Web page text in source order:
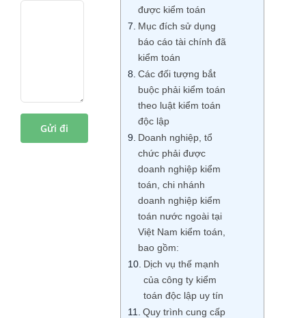
được kiểm toán
Mục đích sử dụng
báo cáo tài chính đã
kiểm toán
Các đối tượng bắt
buộc phải kiểm toán
theo luật kiểm toán
độc lập
Doanh nghiệp, tổ
chức phải được
doanh nghiệp kiểm
toán, chi nhánh
doanh nghiệp kiểm
toán nước ngoài tại
Việt Nam kiểm toán,
bao gồm:
Dịch vụ thế mạnh
của công ty kiểm
toán độc lập uy tín
Quy trình cung cấp